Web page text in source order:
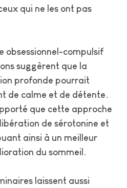
qui ne les ont pas
obsessionnel-compulsif
suggèrent que la
profonde pourrait
de calme et de détente.
que cette approche
de sérotonine et
ainsi à un meilleur
du sommeil.
laissent aussi